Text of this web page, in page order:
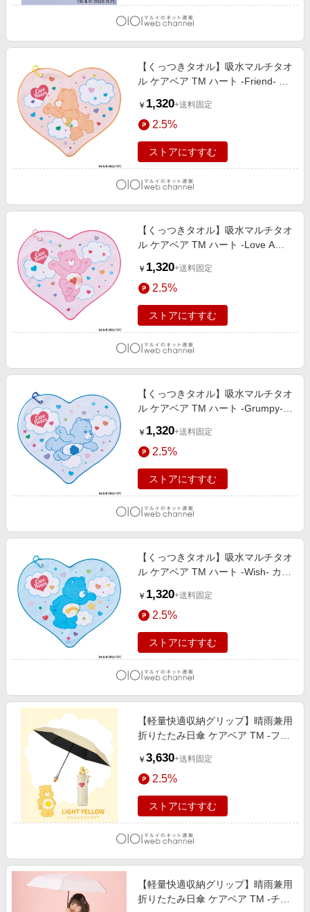
【くっつきタオル】吸水マルチタオ
ル ケアベア TM ハート -Friend- カ
￥ 1,320+送料固定
2.5%
ストアにすすむ
【くっつきタオル】吸水マルチタオ
ル ケアベア TM ハート -Love A
￥ 1,320+送料固定
2.5%
ストアにすすむ
【くっつきタオル】吸水マルチタオ
ル ケアベア TM ハート -Grumpy-
￥ 1,320+送料固定
2.5%
ストアにすすむ
【くっつきタオル】吸水マルチタオ
ル ケアベア TM ハート -Wish- カラ
￥ 1,320+送料固定
2.5%
ストアにすすむ
【軽量快適収納グリップ】晴雨兼用
折りたたみ日傘 ケアベア TM -ファ
ロー
￥ 3,630+送料固定
2.5%
ストアにすすむ
【軽量快適収納グリップ】晴雨兼用
折りたたみ日傘 ケアベア TM -チ